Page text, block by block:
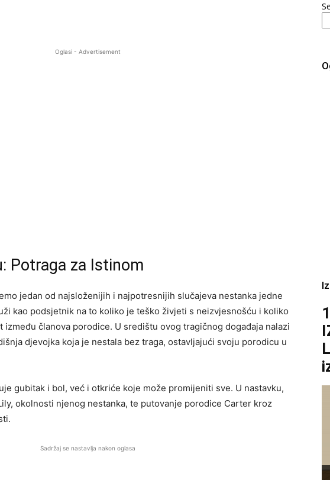
Oglasi - Advertisement
Potraga za Istinom
jedan od najsloženijih i najpotresnijih slučajeva nestanka jedne
kao podsjetnik na to koliko je teško živjeti s neizvjesnošću i koliko
između članova porodice. U središtu ovog tragičnog događaja nalazi
djevojka koja je nestala bez traga, ostavljajući svoju porodicu u
gubitak i bol, već i otkriće koje može promijeniti sve. U nastavku,
okolnosti njenog nestanka, te putovanje porodice Carter kroz
Sadržaj se nastavlja nakon oglasa